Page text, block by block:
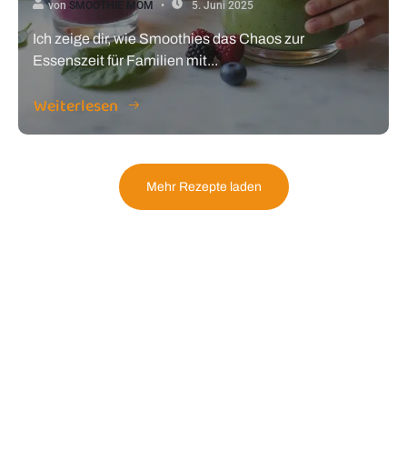
vonSMOOTHIE MOM 5. Juni 2025
Ich zeige dir, wie Smoothies das Chaos zur
Essenszeit für Familien mit...
Weiterlesen
Mehr Rezepte laden